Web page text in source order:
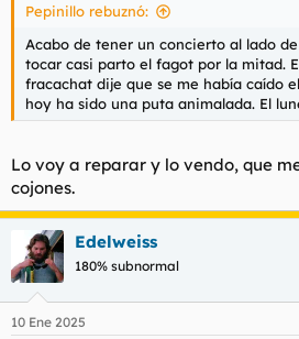
Pepinillo rebuznó:
Acabo de tener un concierto al lado
tocar casi parto el fagot por la mitad.
fracachat dije que se me había caído
hoy ha sido una puta animalada. El
Lo voy a reparar y lo vendo, que
cojones.
Edelweiss
180% subnormal
10 Ene 2025